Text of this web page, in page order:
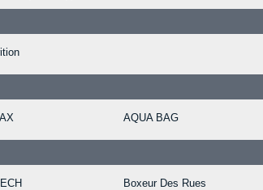
AQUA BAG
Boxeur Des Rues